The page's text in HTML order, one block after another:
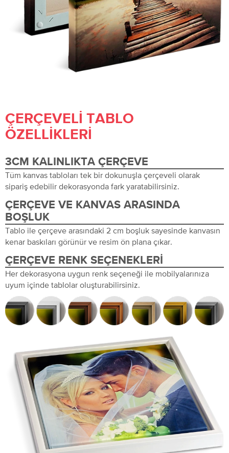
ÇERÇEVELI TABLO
ÖZELLIKLERI
3CM KALINLIKTA ÇERÇEVE
Tüm kanvas tabloları tek bir dokunuşla çerçeveli olarak
sipariş edebilir dekorasyonda fark yaratabilirsiniz.
ÇERÇEVE VE KANVAS ARASINDA
BOŞLUK
Tablo ile çerçeve arasındaki 2 cm boşluk sayesinde kanvasın
kenar baskıları görünür ve resim ön plana çıkar.
ÇERÇEVE RENK SEÇENEKLERI
Her dekorasyona uygun renk seçeneği ile mobilyalarınıza
uyum içinde tablolar oluşturabilirsiniz.